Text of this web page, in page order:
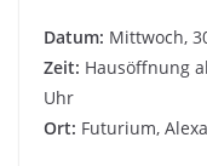
Datum: Mittwoch,
Zeit: Hausöffnung
Uhr
Ort: Futurium,